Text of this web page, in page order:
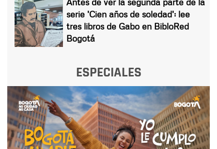
serie 'Cien años de soledad': lee
tres libros de Gabo en BibloRed
Bogotá
ESPECIALES